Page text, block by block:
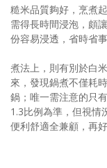
糙米品質夠好，烹煮
需得長時間浸泡，頗
份容易浸透，省時省事
煮法上，則有別於白
來，發現鍋煮不僅耗
鍋；唯一需注意的只
1.3比例為準，但視情
便利舒適全兼顧，再好